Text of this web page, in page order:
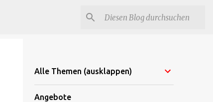
Alle Themen (ausklappen)
Angebote